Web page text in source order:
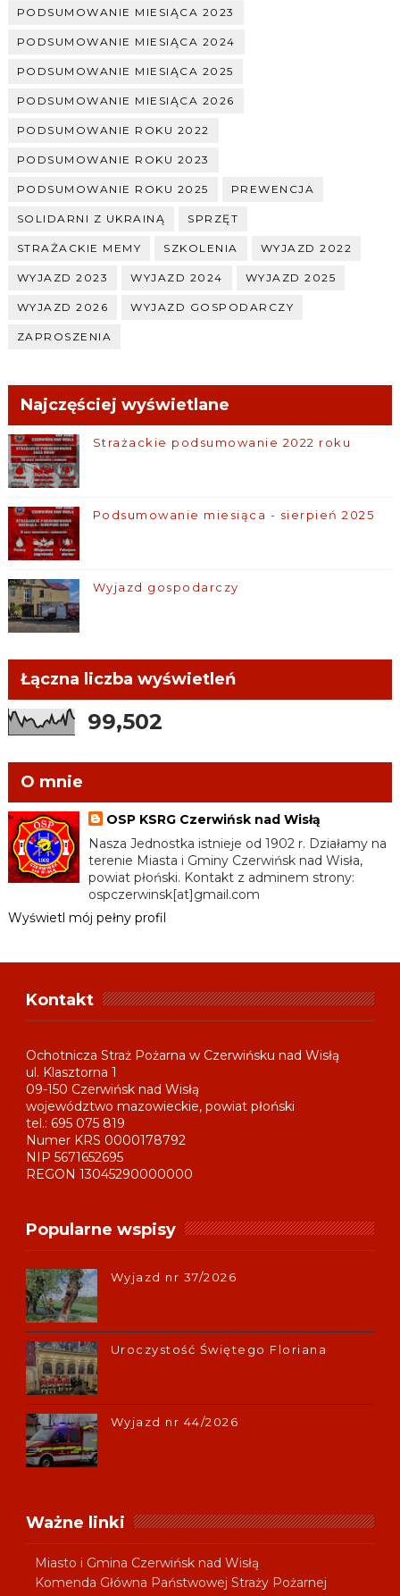
PODSUMOWANIE MIESIĄCA 2023
PODSUMOWANIE MIESIĄCA 2024
PODSUMOWANIE MIESIĄCA 2025
PODSUMOWANIE MIESIĄCA 2026
PODSUMOWANIE ROKU 2022
PODSUMOWANIE ROKU 2023
PODSUMOWANIE ROKU 2025 PREWENCJA
SOLIDARNI Z UKRAINĄ SPRZĘT
STRAŻACKIE MEMY SZKOLENIA WYJAZD 2022
WYJAZD 2023 WYJAZD 2024 WYJAZD 2025
WYJAZD 2026 WYJAZD GOSPODARCZY
ZAPROSZENIA
Najczęściej wyświetlane
Strażackie podsumowanie 2022 roku
Podsumowanie miesiąca - sierpień 2025
Wyjazd gospodarczy
Łączna liczba wyświetleń
99,502
O mnie
OSP KSRG Czerwińsk nad Wisłą
Nasza Jednostka istnieje od 1902 r. Działamy na
terenie Miasta i Gminy Czerwińsk nad Wisła,
powiat płoński. Kontakt z adminem strony:
ospczerwinsk[at]gmail.com
Wyświetl mój pełny profil
Kontakt
Ochotnicza Straż Pożarna w Czerwińsku nad Wisłą
ul. Klasztorna 1
09-150 Czerwińsk nad Wisłą
województwo mazowieckie, powiat płoński
tel.: 695 075 819
Numer KRS 0000178792
NIP 5671652695
REGON 13045290000000
Popularne wspisy
Wyjazd nr 37/2026
Uroczystość Świętego Floriana
Wyjazd nr 44/2026
Ważne linki
Miasto i Gmina Czerwińsk nad Wisłą
Komenda Główna Państwowej Straży Pożarnej